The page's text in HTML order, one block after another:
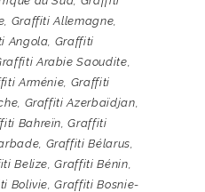
, Graffiti Allemagne,
Angola, Graffiti
Arabie Saoudite,
Arménie, Graffiti
, Graffiti Azerbaïdjan,
Bahreïn,Graffiti
, Graffiti Bélarus,
Belize,Graffiti Bénin,
Bolivie,Graffiti Bosnie-